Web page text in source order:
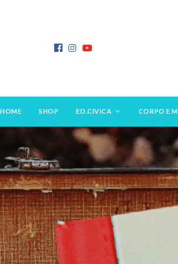
HOME SHOP ED.CIVICA CORPO E